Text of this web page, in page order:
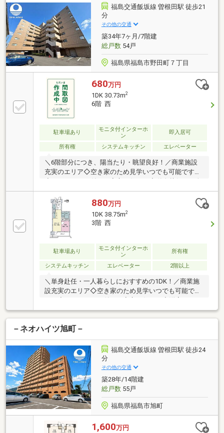
など！※おススメです！！・住宅ローンに夫婦ガン特
約をつけて夫婦のどちらかがガンになった場合、住宅
ローン残高が０円になる方法！・売却税金を安くする
方法！・賃貸相場のご相談！・住宅ローン返済を安く
する方法！・既存のローンを住宅ローンに取りまとめ
福島交通飯坂線 曽根田駅 徒歩21
分
その他の交通
築34年7ヶ月/7階建
総戸数54戸
福島県福島市野田町７丁目
680万円
1DK 30.73m2
6階 西
駐車場あり
モニタ付インターホ
ン
即入居可
所有権 システムキッチン エレベーター
＼6階部分につき、陽当たり・眺望良好！／商業施設
充実のエリア◇空き家のため見学いつでも可能です！
◇オートロック付きで安心の住まい◇単身赴任・一人
暮らしにおすすめの1DK！
880万円
1DK 38.75m2
3階 西
駐車場あり
モニタ付インターホ
ン
所有権
システムキッチン エレベーター 2階以上
＼単身赴任・一人暮らしにおすすめの1DK！／商業施
設充実のエリア◇空き家のため見学いつでも可能で
す！◇オートロック付きで安心の住まい◇洋室クロー
ゼット付
－ネオハイツ旭町－
福島交通飯坂線 曽根田駅 徒歩24
分
その他の交通
築28年/14階建
総戸数55戸
福島県福島市旭町
1,600万円